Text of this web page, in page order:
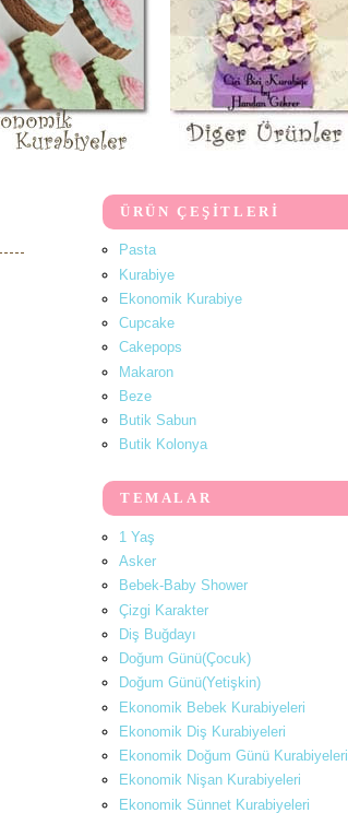
ÜRÜN ÇEŞİTLERİ
Pasta
Kurabiye
Ekonomik Kurabiye
Cupcake
Cakepops
Makaron
Beze
Butik Sabun
Butik Kolonya
TEMALAR
1 Yaş
Asker
Bebek-Baby Shower
Çizgi Karakter
Diş Buğdayı
Doğum Günü(Çocuk)
Doğum Günü(Yetişkin)
Ekonomik Bebek Kurabiyeleri
Ekonomik Diş Kurabiyeleri
Ekonomik Doğum Günü Kurabiyeleri
Ekonomik Nişan Kurabiyeleri
Ekonomik Sünnet Kurabiyeleri